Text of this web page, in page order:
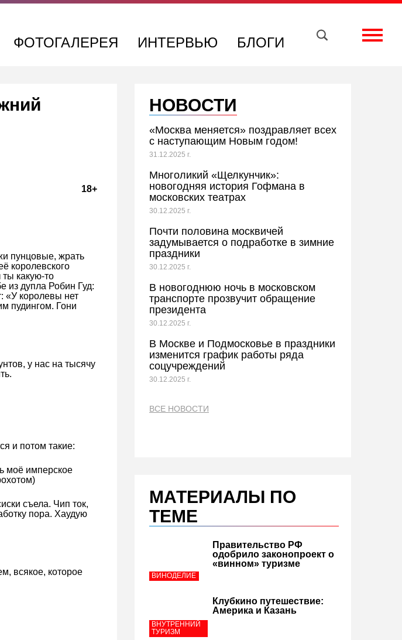
ФОТОГАЛЕРЕЯ ИНТЕРВЬЮ БЛОГИ
18+
пунцовые, жрать
королевского
ты какую-то
из дупла Робин Гуд:
«У королевы нет
пудингом. Гони
у нас на тысячу
и потом такие:
моё имперское
съела. Чип ток,
пора. Хаудую
всякое, которое
НОВОСТИ
«Москва меняется» поздравляет всех
с наступающим Новым годом!
31.12.2025 г.
Многоликий «Щелкунчик»:
новогодняя история Гофмана в
московских театрах
30.12.2025 г.
Почти половина москвичей
задумывается о подработке в зимние
праздники
30.12.2025 г.
В новогоднюю ночь в московском
транспорте прозвучит обращение
президента
30.12.2025 г.
В Москве и Подмосковье в праздники
изменится график работы ряда
соцучреждений
30.12.2025 г.
ВСЕ НОВОСТИ
МАТЕРИАЛЫ ПО
ТЕМЕ
ВИНОДЕЛИЕ
Правительство РФ
одобрило законопроект о
«винном» туризме
ВНУТРЕННИЙ
ТУРИЗМ
Клубкино путешествие:
Америка и Казань